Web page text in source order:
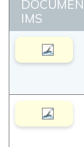
IMS